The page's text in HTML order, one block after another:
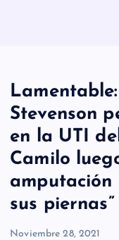
Stevenson
en la UTI
Camilo
amputación
sus piernas”
Noviembre 28, 2021